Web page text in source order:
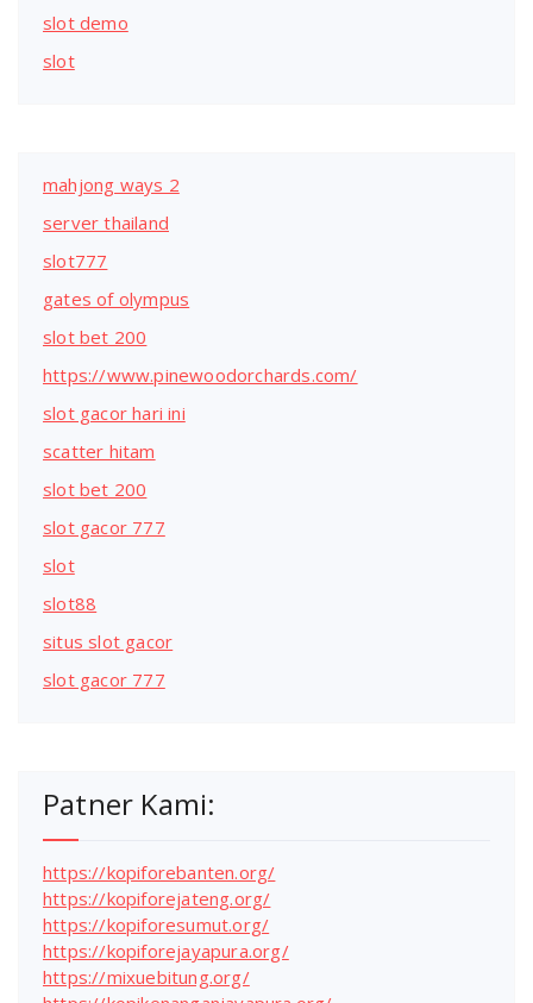
slot demo
slot
mahjong ways 2
server thailand
slot777
gates of olympus
slot bet 200
https://www.pinewoodorchards.com/
slot gacor hari ini
scatter hitam
slot bet 200
slot gacor 777
slot
slot88
situs slot gacor
slot gacor 777
Patner Kami:
https://kopiforebanten.org/
https://kopiforejateng.org/
https://kopiforesumut.org/
https://kopiforejayapura.org/
https://mixuebitung.org/